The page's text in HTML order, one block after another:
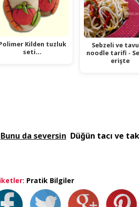
Kilden tuzluk
seti...
Sebzeli ve
noodle tarifi -
erişte
Bunu da seversin Düğün tacı ve
Pratik Bilgiler